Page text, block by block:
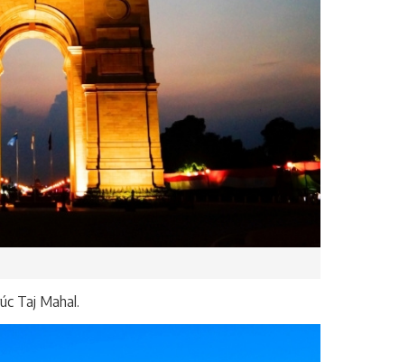
Taj Mahal.